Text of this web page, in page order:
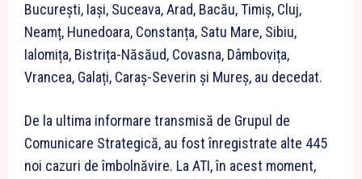
București, Iași, Suceava, Arad, Bacău, Timiș, Cluj,
Neamț, Hunedoara, Constanța, Satu Mare, Sibiu,
Ialomița, Bistrița-Năsăud, Covasna, Dâmbovița,
Vrancea, Galați, Caraș-Severin și Mureș, au decedat.
De la ultima informare transmisă de Grupul de
Comunicare Strategică, au fost înregistrate alte 445
noi cazuri de îmbolnăvire. La ATI, în acest moment,